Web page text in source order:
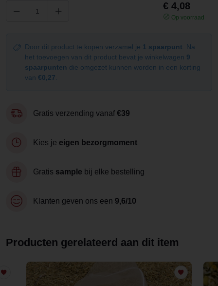
€ 4,08
Op voorraad
Door dit product te kopen verzamel je 1 spaarpunt . Na
het toevoegen van dit product bevat je winkelwagen 9
spaarpunten die omgezet kunnen worden in een korting
van €0,27
Gratis verzending vanaf €39
Kies je eigen bezorgmoment
Gratis sample bij elke bestelling
Klanten geven ons een 9,6/10
Producten gerelateerd aan dit item